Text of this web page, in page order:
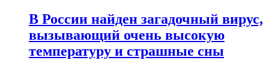
В России найден загадочный вирус,
вызывающий очень высокую
температуру и страшные сны